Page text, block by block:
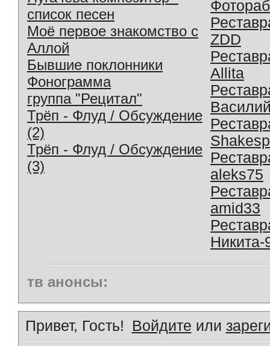
список песен
Моё первое знакомство с
Аллой
Бывшие поклонники
Фонограмма
группа "Рецитал"
Трёп - Флуд / Обсуждение
(2)
Трёп - Флуд / Обсуждение
(3)
ZDD
Allita
aleks75
amid33
Никита-
тв анонсы:
Привет, Гость! Войдите или